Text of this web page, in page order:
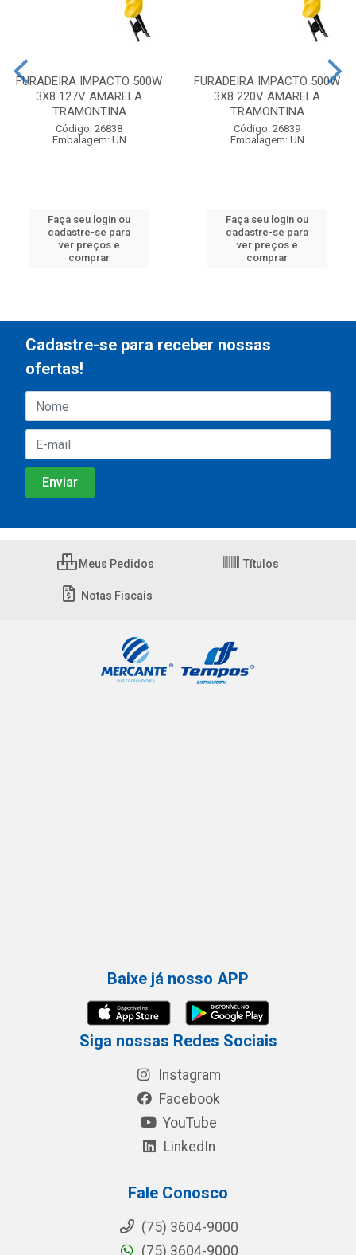
FURADEIRA IMPACTO 500W
3X8 127V AMARELA
TRAMONTINA
Código: 26838
Embalagem: UN
Faça seu login ou
cadastre-se para
ver preços e
comprar
FURADEIRA IMPACTO 500W
3X8 220V AMARELA
TRAMONTINA
Código: 26839
Embalagem: UN
Faça seu login ou
cadastre-se para
ver preços e
comprar
Cadastre-se para receber nossas
ofertas!
Meus Pedidos Títulos
Notas Fiscais
Baixe já nosso APP
Siga nossas Redes Sociais
Instagram
Facebook
YouTube
LinkedIn
Fale Conosco
(75) 3604-9000
(75) 3604-9000